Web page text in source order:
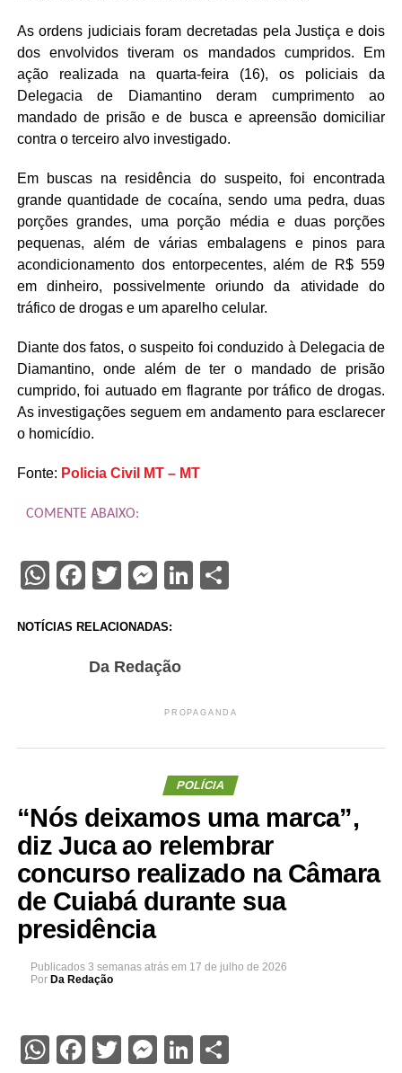
As ordens judiciais foram decretadas pela Justiça e dois
dos envolvidos tiveram os mandados cumpridos. Em
ação realizada na quarta-feira (16), os policiais da
Delegacia de Diamantino deram cumprimento ao
mandado de prisão e de busca e apreensão domiciliar
contra o terceiro alvo investigado.
Em buscas na residência do suspeito, foi encontrada
grande quantidade de cocaína, sendo uma pedra, duas
porções grandes, uma porção média e duas porções
pequenas, além de várias embalagens e pinos para
acondicionamento dos entorpecentes, além de R$ 559
em dinheiro, possivelmente oriundo da atividade do
tráfico de drogas e um aparelho celular.
Diante dos fatos, o suspeito foi conduzido à Delegacia de
Diamantino, onde além de ter o mandado de prisão
cumprido, foi autuado em flagrante por tráfico de drogas.
As investigações seguem em andamento para esclarecer
o homicídio.
Fonte: Policia Civil MT – MT
COMENTE ABAIXO:
WhatsApp
Facebook
Twitter
Messenger
LinkedIn
Share
NOTÍCIAS RELACIONADAS:
Da Redação
PROPAGANDA
POLÍCIA
“Nós deixamos uma marca”,
diz Juca ao relembrar
concurso realizado na Câmara
de Cuiabá durante sua
presidência
Publicados 3 semanas atrás em 17 de julho de 2026
Por Da Redação
WhatsApp
Facebook
Twitter
Messenger
LinkedIn
Share